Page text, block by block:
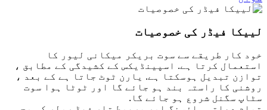
لییکا فیڈر کی خصوصیات
خود کار طریقے سے سوت بریکر میکانی لیور کا
استعمال کرتا ہے. اسپینڈیکس کے کشیدگی کے مطابق ،
توازن تبدیل ہوسکتا ہے. یارن ٹوٹ جاتا ہے کے بعد ،
روشنی کا راستہ بند ہو جائے گا اور ٹوٹا ہوا سوت
سٹاپ سگنل شروع ہو جائے گا.